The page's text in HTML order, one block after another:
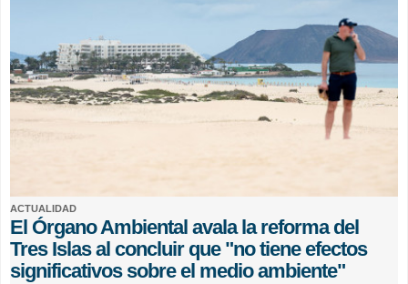
ACTUALIDAD
El Órgano Ambiental avala la reforma del
Tres Islas al concluir que "no tiene efectos
significativos sobre el medio ambiente"